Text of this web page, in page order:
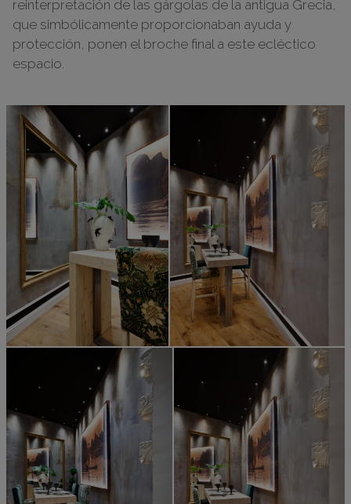
reinterpretación de las gárgolas de la antigua Grecia,
que simbólicamente proporcionaban ayuda y
protección, ponen el broche final a este ecléctico
espacio.